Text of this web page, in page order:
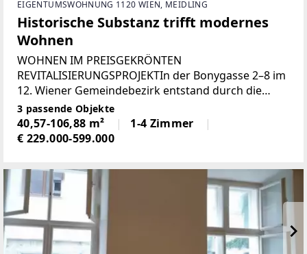
EIGENTUMSWOHNUNG 1120 WIEN, MEIDLING
Historische Substanz trifft modernes
Wohnen
WOHNEN IM PREISGEKRÖNTEN
REVITALISIERUNGSPROJEKTIn der Bonygasse 2–8 im
12. Wiener Gemeindebezirk entstand durch die
behutsame Revitalisierung einer ehemaligen
Metallwarenfabrik ein außergewöhnliches Wohn-
und Geschäftsensemble mit unverwechselbarem
3 passende Objekte
40,57-106,88 m²
1-4 Zimmer
€ 229.000-599.000